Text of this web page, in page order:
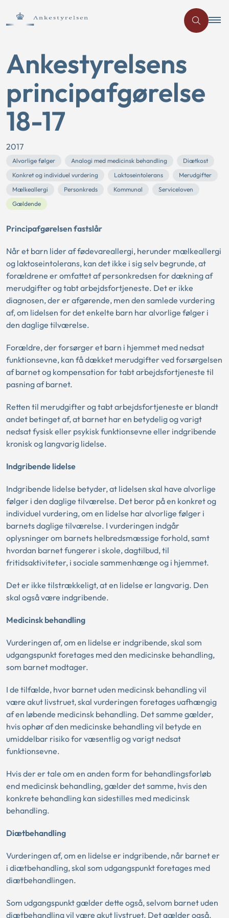
Ankestyrelsens
principafgørelse
18-17
2017
Alvorlige følger Analogi med medicinsk behandling
Diætkost
Konkret og individuel vurdering
Laktoseintolerans
Merudgifter
Mælkeallergi
Personkreds Kommunal
Serviceloven
Gældende
Principafgørelsen fastslår
Når et barn lider af fødevareallergi, herunder mælkeallergi
og laktoseintolerans, kan det ikke i sig selv begrunde, at
forældrene er omfattet af personkredsen for dækning af
merudgifter og tabt arbejdsfortjeneste. Det er ikke
diagnosen, der er afgørende, men den samlede vurdering
af, om lidelsen for det enkelte barn har alvorlige følger i
den daglige tilværelse.
Forældre, der forsørger et barn i hjemmet med nedsat
funktionsevne, kan få dækket merudgifter ved forsørgelsen
af barnet og kompensation for tabt arbejdsfortjeneste til
pasning af barnet.
Retten til merudgifter og tabt arbejdsfortjeneste er blandt
andet betinget af, at barnet har en betydelig og varigt
nedsat fysisk eller psykisk funktionsevne eller indgribende
kronisk og langvarig lidelse.
Indgribende lidelse
Indgribende lidelse betyder, at lidelsen skal have alvorlige
følger i den daglige tilværelse. Det beror på en konkret og
individuel vurdering, om en lidelse har alvorlige følger i
barnets daglige tilværelse. I vurderingen indgår
oplysninger om barnets helbredsmæssige forhold, samt
hvordan barnet fungerer i skole, dagtilbud, til
fritidsaktiviteter, i sociale sammenhænge og i hjemmet.
Det er ikke tilstrækkeligt, at en lidelse er langvarig. Den
skal også være indgribende.
Medicinsk behandling
Vurderingen af, om en lidelse er indgribende, skal som
udgangspunkt foretages med den medicinske behandling,
som barnet modtager.
I de tilfælde, hvor barnet uden medicinsk behandling vil
være akut livstruet, skal vurderingen foretages uafhængig
af en løbende medicinsk behandling. Det samme gælder,
hvis ophør af den medicinske behandling vil betyde en
umiddelbar risiko for væsentlig og varigt nedsat
funktionsevne.
Hvis der er tale om en anden form for behandlingsforløb
end medicinsk behandling, gælder det samme, hvis den
konkrete behandling kan sidestilles med medicinsk
behandling.
Diætbehandling
Vurderingen af, om en lidelse er indgribende, når barnet er
i diætbehandling, skal som udgangspunkt foretages med
diætbehandlingen.
Som udgangspunkt gælder dette også, selvom barnet uden
diætbehandling vil være akut livstruet. Det gælder også,